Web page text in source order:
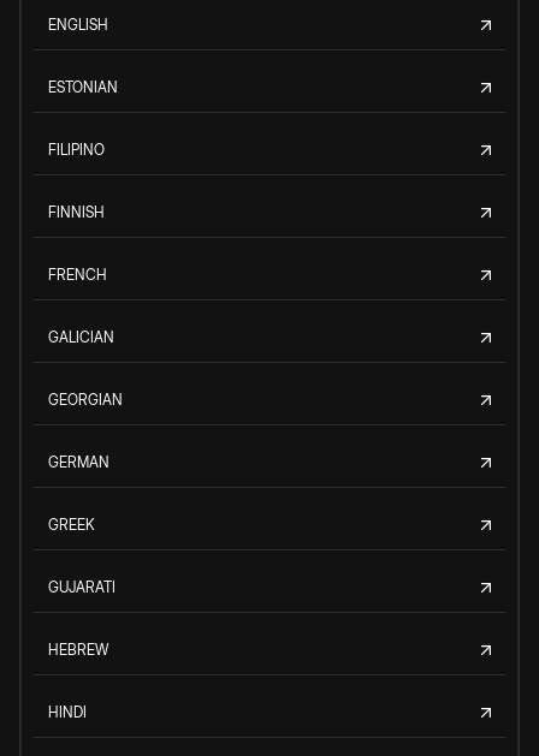
ENGLISH
ESTONIAN
FILIPINO
FINNISH
FRENCH
GALICIAN
GEORGIAN
GERMAN
GREEK
GUJARATI
HEBREW
HINDI